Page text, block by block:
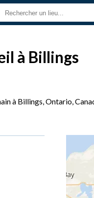
à Billings
à Billings, Ontario,